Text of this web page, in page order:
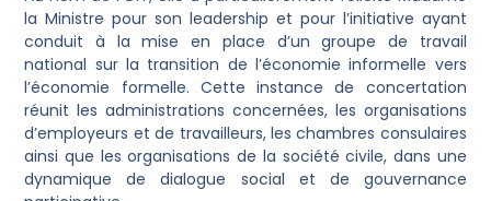
la Ministre pour son leadership et pour l’initiative ayant
conduit à la mise en place d’un groupe de travail
national sur la transition de l’économie informelle vers
l’économie formelle. Cette instance de concertation
réunit les administrations concernées, les organisations
d’employeurs et de travailleurs, les chambres consulaires
ainsi que les organisations de la société civile, dans une
dynamique de dialogue social et de gouvernance